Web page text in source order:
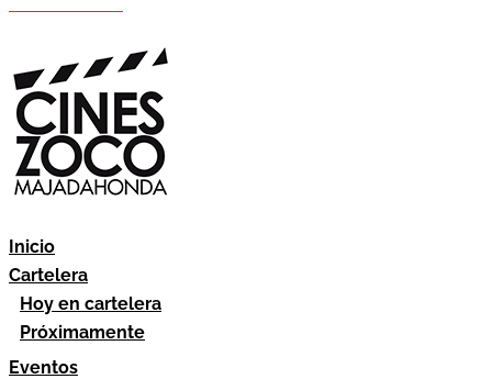
Inicio
Cartelera
Hoy en cartelera
Próximamente
Eventos